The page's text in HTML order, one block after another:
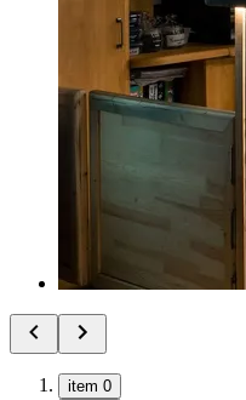
item 0